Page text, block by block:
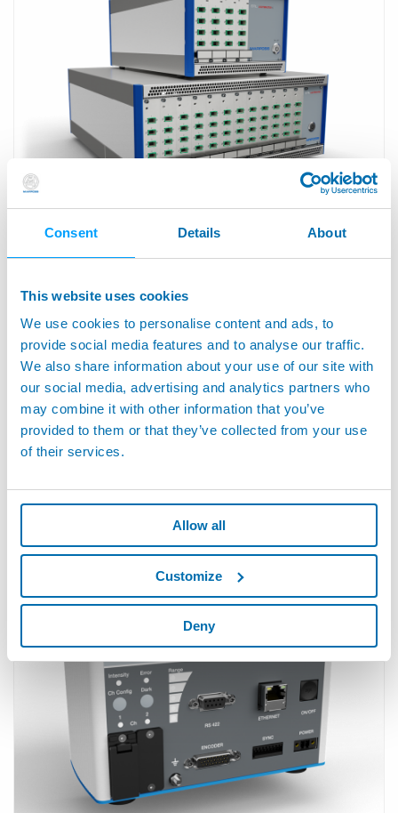
Consent Details About
This website uses cookies
We use cookies to personalise content and ads, to
provide social media features and to analyse our traffic.
We also share information about your use of our site with
our social media, advertising and analytics partners who
may combine it with other information that you’ve
provided to them or that they’ve collected from your use
of their services.
Allow all
Customize
Deny
LIGHTMASTER - Non Contact Measure With
Multipoint Controller
MPLS180-DM SERIES - Non Contact Measure With